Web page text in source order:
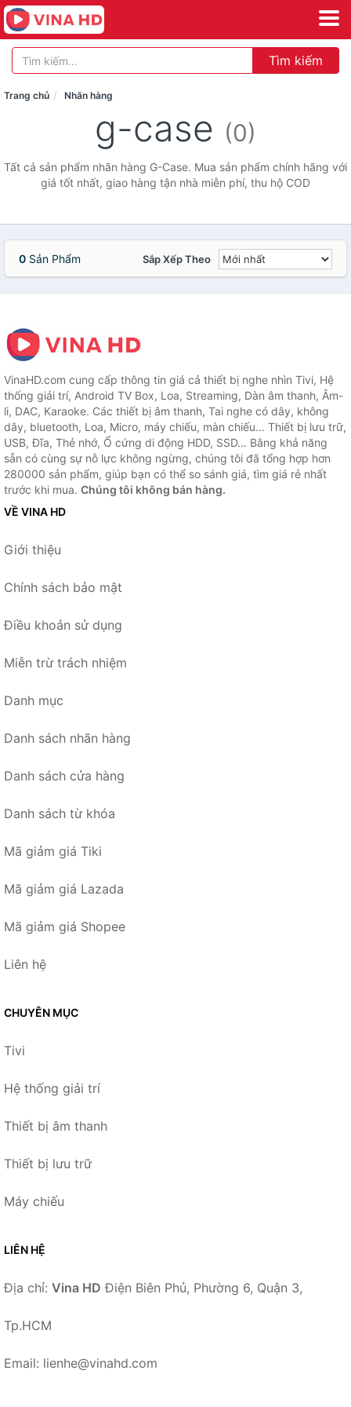
Tìm kiếm
Trang chủ Nhãn hàng
g-case (0)
Tất cả sản phẩm nhãn hàng G-Case. Mua sản phẩm chính hãng với
giá tốt nhất, giao hàng tận nhà miễn phí, thu hộ COD
0 Sản Phẩm Sắp Xếp Theo
VinaHD.com cung cấp thông tin giá cả thiết bị nghe nhìn Tivi, Hệ
thống giải trí, Android TV Box, Loa, Streaming, Dàn âm thanh, Âm-
li, DAC, Karaoke. Các thiết bị âm thanh, Tai nghe có dây, không
dây, bluetooth, Loa, Micro, máy chiếu, màn chiếu... Thiết bị lưu trữ,
USB, Đĩa, Thẻ nhớ, Ổ cứng di động HDD, SSD... Bằng khả năng
sẵn có cùng sự nỗ lực không ngừng, chúng tôi đã tổng hợp hơn
280000 sản phẩm, giúp bạn có thể so sánh giá, tìm giá rẻ nhất
trước khi mua. Chúng tôi không bán hàng.
VỀ VINA HD
Giới thiệu
Chính sách bảo mật
Điều khoản sử dụng
Miễn trừ trách nhiệm
Danh mục
Danh sách nhãn hàng
Danh sách cửa hàng
Danh sách từ khóa
Mã giảm giá Tiki
Mã giảm giá Lazada
Mã giảm giá Shopee
Liên hệ
CHUYÊN MỤC
Tivi
Hệ thống giải trí
Thiết bị âm thanh
Thiết bị lưu trữ
Máy chiếu
LIÊN HỆ
Địa chỉ: Vina HD Điện Biên Phủ, Phường 6, Quận 3,
Tp.HCM
Email: lienhe@vinahd.com